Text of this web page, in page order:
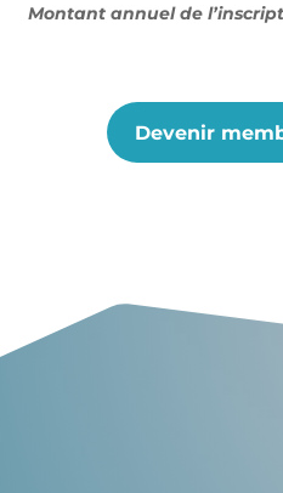
Montant annuel de
Devenir